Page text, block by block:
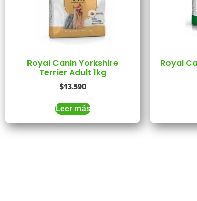
Royal Canin Yorkshire
Terrier Adult 1kg
$13.590
Leer más
Royal